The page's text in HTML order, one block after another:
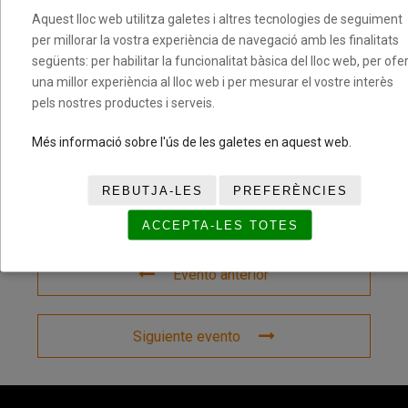
COMPARTIR ESTE EVENTO
Evento anterior
Siguiente evento
Aquest lloc web utilitza galetes i altres tecnologies de seguiment
per millorar la vostra experiència de navegació amb les finalitats
següents: per habilitar la funcionalitat bàsica del lloc web, per
una millor experiència al lloc web i per mesurar el vostre interès
pels nostres productes i serveis.
Més informació sobre l'ús de les galetes en aquest web.
REBUTJA-LES PREFERÈNCIES
ACCEPTA-LES TOTES